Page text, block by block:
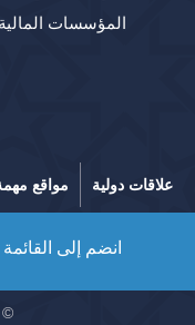
المؤسسات المالية
مواقع علاقات دولية
انضم إلى القائمة
© 2026 Developed by